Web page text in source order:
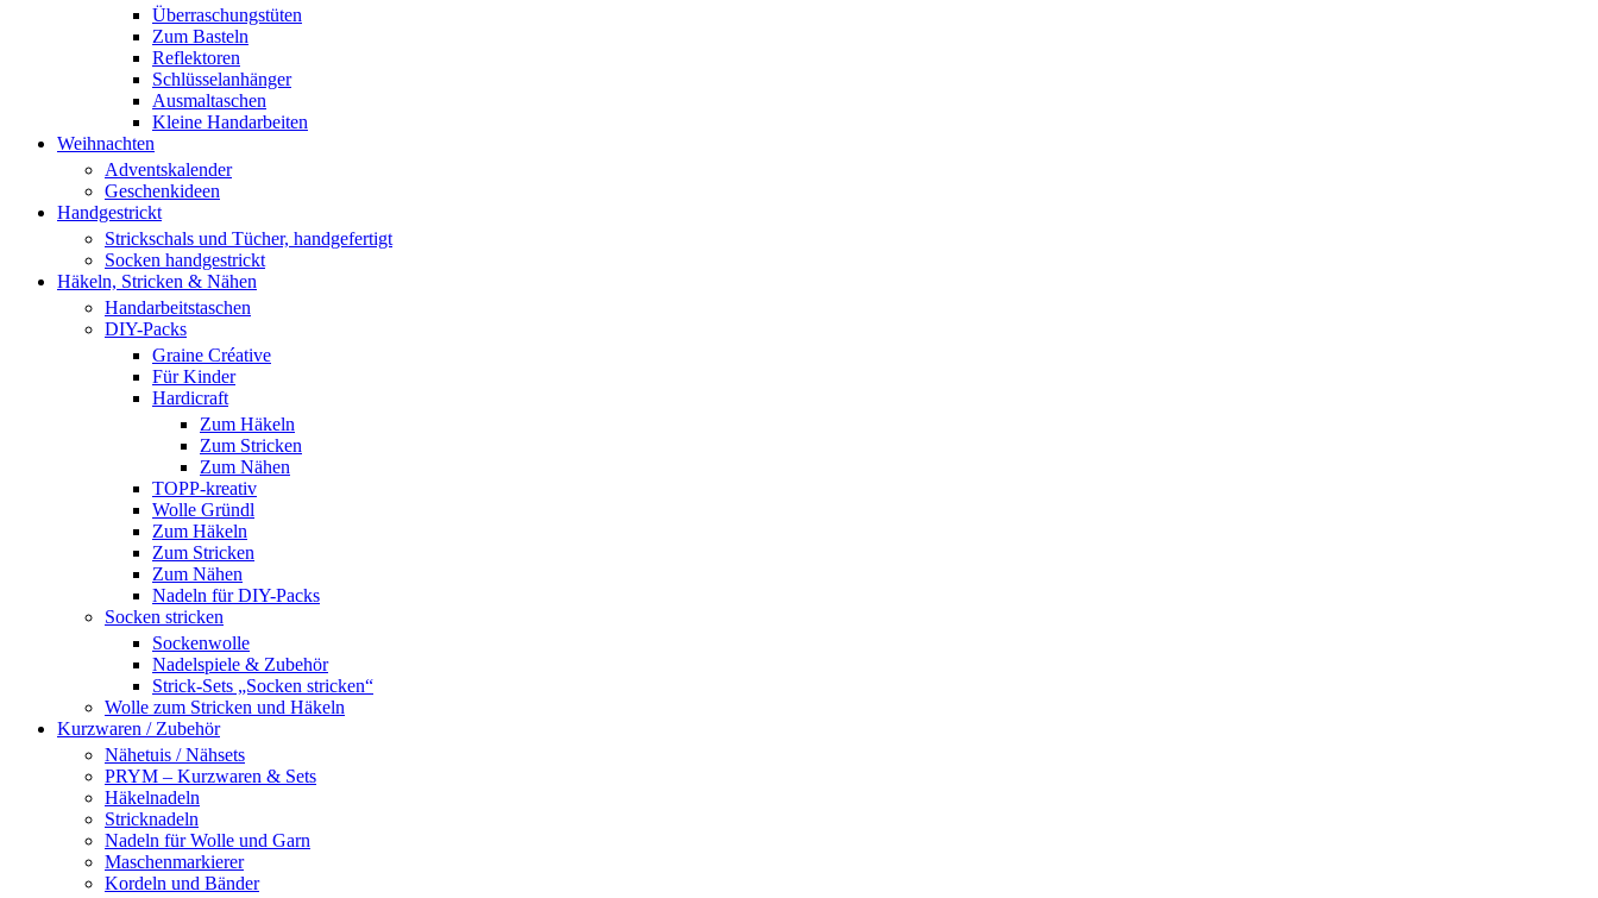
Überraschungstüten
Zum Basteln
Reflektoren
Schlüsselanhänger
Ausmaltaschen
Kleine Handarbeiten
Weihnachten
Adventskalender
Geschenkideen
Handgestrickt
Strickschals und Tücher, handgefertigt
Socken handgestrickt
Häkeln, Stricken & Nähen
Handarbeitstaschen
DIY-Packs
Graine Créative
Für Kinder
Hardicraft
Zum Häkeln
Zum Stricken
Zum Nähen
TOPP-kreativ
Wolle Gründl
Zum Häkeln
Zum Stricken
Zum Nähen
Nadeln für DIY-Packs
Socken stricken
Sockenwolle
Nadelspiele & Zubehör
Strick-Sets „Socken stricken“
Wolle zum Stricken und Häkeln
Kurzwaren / Zubehör
Nähetuis / Nähsets
PRYM – Kurzwaren & Sets
Häkelnadeln
Stricknadeln
Nadeln für Wolle und Garn
Maschenmarkierer
Kordeln und Bänder